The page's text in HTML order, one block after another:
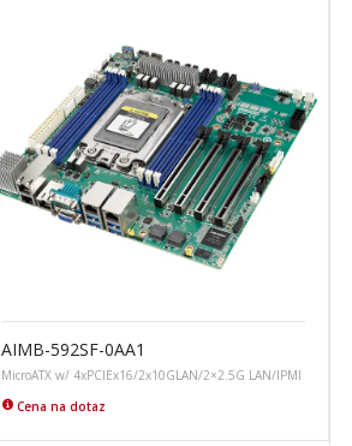
AIMB-592SF-0AA1
MicroATX w/ 4xPCIEx16/2x10GLAN/2×2.5G LAN/IPMI
Cena na dotaz